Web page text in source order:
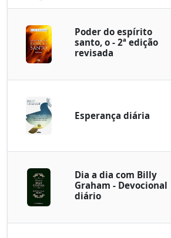
Poder do espírito
santo, o - 2ª edição
revisada
Esperança diária
Dia a dia com Billy
Graham - Devocional
diário